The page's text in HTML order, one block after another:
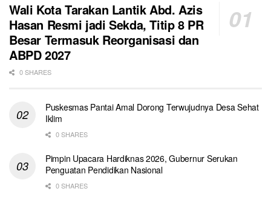
Wali Kota Tarakan Lantik Abd. Azis
Hasan Resmi jadi Sekda, Titip 8 PR
Besar Termasuk Reorganisasi dan
ABPD 2027
0 SHARES
Puskesmas Pantai Amal Dorong Terwujudnya Desa Sehat
Iklim
0 SHARES
Pimpin Upacara Hardiknas 2026, Gubernur Serukan
Penguatan Pendidikan Nasional
0 SHARES